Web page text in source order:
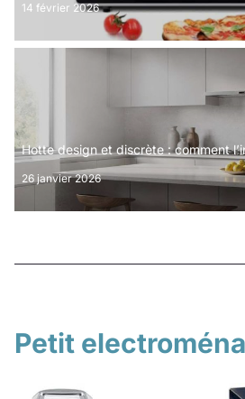
14 février 2026
Hotte design et discrète : comment
26 janvier 2026
Petit